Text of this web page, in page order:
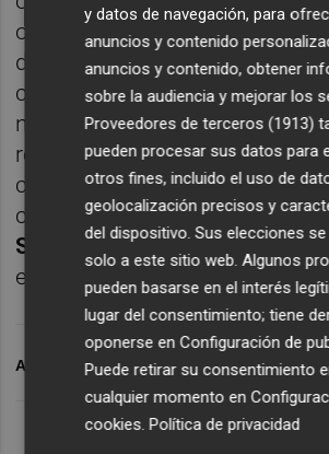
ocio familiar y una
de actividades, Estepark
como centro vivo, flexible y
nuevas demandas del
reiteran desde el recinto
capital de la Plana itntegra dos
comerciales en el extrarradio:
Salera
, a los que se unen
en el entorno de la
Ciudad del
ARCHIVADO EN ESTEPARK
y datos de navegación, para
anuncios y contenido
anuncios y contenido, obtener
sobre la audiencia y mejorar los
Proveedores de terceros (1913)
pueden procesar sus datos para
otros fines, incluido el uso de
geolocalización precisos y
del dispositivo. Sus elecciones
solo a este sitio web. Algunos
pueden basarse en el interés
lugar del consentimiento; tiene
oponerse enConfiguración de
Puede retirar su consentimiento
cualquier momento en
cookies .Política de privacidad